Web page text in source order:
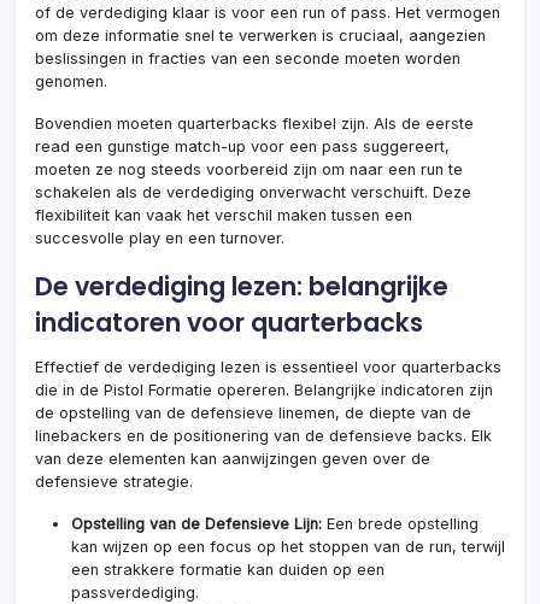
of de verdediging klaar is voor een run of pass. Het vermogen
om deze informatie snel te verwerken is cruciaal, aangezien
beslissingen in fracties van een seconde moeten worden
genomen.
Bovendien moeten quarterbacks flexibel zijn. Als de eerste
read een gunstige match-up voor een pass suggereert,
moeten ze nog steeds voorbereid zijn om naar een run te
schakelen als de verdediging onverwacht verschuift. Deze
flexibiliteit kan vaak het verschil maken tussen een
succesvolle play en een turnover.
De verdediging lezen: belangrijke
indicatoren voor quarterbacks
Effectief de verdediging lezen is essentieel voor quarterbacks
die in de Pistol Formatie opereren. Belangrijke indicatoren zijn
de opstelling van de defensieve linemen, de diepte van de
linebackers en de positionering van de defensieve backs. Elk
van deze elementen kan aanwijzingen geven over de
defensieve strategie.
Opstelling van de Defensieve Lijn: Een brede opstelling
kan wijzen op een focus op het stoppen van de run, terwijl
een strakkere formatie kan duiden op een
passverdediging.